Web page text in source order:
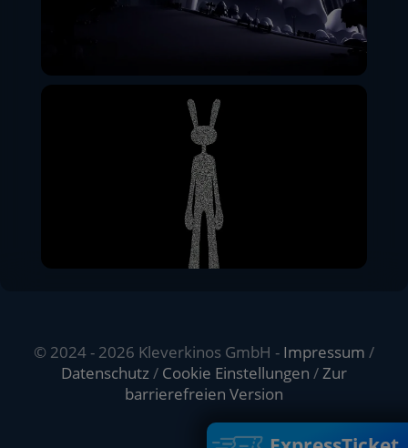
© 2024 - 2026 Kleverkinos GmbH - Impressum /
Datenschutz/ Cookie Einstellungen /Zur
barrierefreien Version